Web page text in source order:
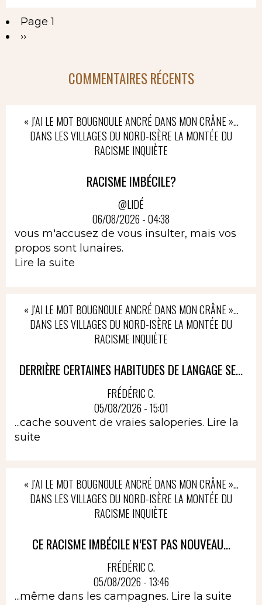
Pagination
Page 1
Page
››
COMMENTAIRES RÉCENTS
« J’AI LE MOT BOUGNOULE ANCRÉ DANS MON CRÂNE »…
DANS LES VILLAGES DU NORD-ISÈRE LA MONTÉE DU
RACISME INQUIÈTE
RACISME IMBÉCILE?
@LIDÉ
06/08/2026 - 04:38
vous m'accusez de vous insulter, mais vos
propos sont lunaires.
Lire la suite
« J’AI LE MOT BOUGNOULE ANCRÉ DANS MON CRÂNE »…
DANS LES VILLAGES DU NORD-ISÈRE LA MONTÉE DU
RACISME INQUIÈTE
DERRIÈRE CERTAINES HABITUDES DE LANGAGE SE...
FRÉDÉRIC C.
05/08/2026 - 15:01
...cache souvent de vraies saloperies. Lire la
suite
« J’AI LE MOT BOUGNOULE ANCRÉ DANS MON CRÂNE »…
DANS LES VILLAGES DU NORD-ISÈRE LA MONTÉE DU
RACISME INQUIÈTE
CE RACISME IMBÉCILE N’EST PAS NOUVEAU...
FRÉDÉRIC C.
05/08/2026 - 13:46
...même dans les campagnes. Lire la suite